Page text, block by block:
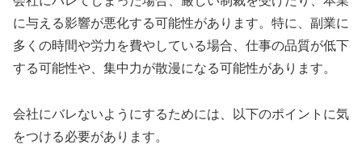
に与える影響が悪化する可能性があります。特に、副業に
多くの時間や労力を費やしている場合、仕事の品質が低下
する可能性や、集中力が散漫になる可能性があります。
会社にバレないようにするためには、以下のポイントに気
をつける必要があります。